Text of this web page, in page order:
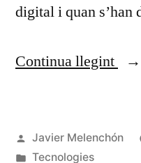
digital i quan s’han
Continua llegint
Publicat
per
Javier Melenchón
Publicat
Tecnologies